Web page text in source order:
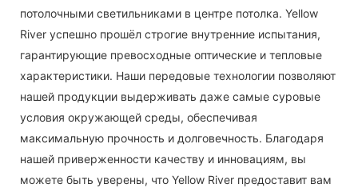
потолочными светильниками в центре потолка. Yellow
River успешно прошёл строгие внутренние испытания,
гарантирующие превосходные оптические и тепловые
характеристики. Наши передовые технологии позволяют
нашей продукции выдерживать даже самые суровые
условия окружающей среды, обеспечивая
максимальную прочность и долговечность. Благодаря
нашей приверженности качеству и инновациям, вы
можете быть уверены, что Yellow River предоставит вам